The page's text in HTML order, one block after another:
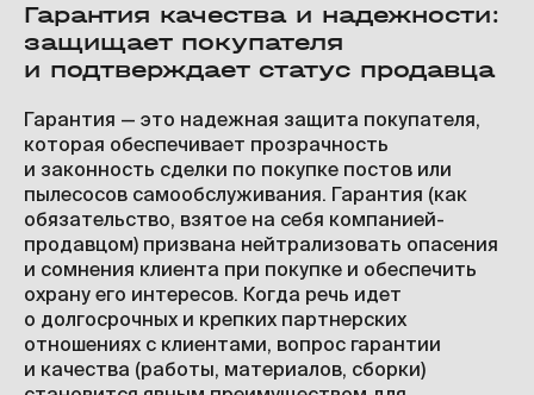
Гарантия качества и надежности:
защищает покупателя
и подтверждает статус продавца
Гарантия — это надежная защита покупателя,
которая обеспечивает прозрачность
и законность сделки по покупке постов или
пылесосов самообслуживания. Гарантия (как
обязательство, взятое на себя компанией-
продавцом) призвана нейтрализовать опасения
и сомнения клиента при покупке и обеспечить
охрану его интересов. Когда речь идет
о долгосрочных и крепких партнерских
отношениях с клиентами, вопрос гарантии
и качества (работы, материалов, сборки)